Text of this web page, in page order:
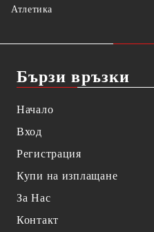
Атлетика
Бързи връзки
Начало
Вход
Регистрация
Купи на изплащане
За Нас
Контакт